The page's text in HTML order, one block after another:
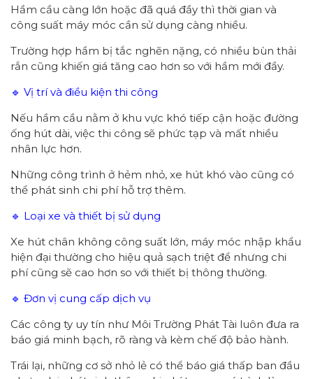
Hầm cầu càng lớn hoặc đã quá đầy thì thời gian và
công suất máy móc cần sử dụng càng nhiều.
Trường hợp hầm bị tắc nghẽn nặng, có nhiều bùn thải
rắn cũng khiến giá tăng cao hơn so với hầm mới đầy.
🔹 Vị trí và điều kiện thi công
Nếu hầm cầu nằm ở khu vực khó tiếp cận hoặc đường
ống hút dài, việc thi công sẽ phức tạp và mất nhiều
nhân lực hơn.
Những công trình ở hẻm nhỏ, xe hút khó vào cũng có
thể phát sinh chi phí hỗ trợ thêm.
🔹 Loại xe và thiết bị sử dụng
Xe hút chân không công suất lớn, máy móc nhập khẩu
hiện đại thường cho hiệu quả sạch triệt để nhưng chi
phí cũng sẽ cao hơn so với thiết bị thông thường.
🔹 Đơn vị cung cấp dịch vụ
Các công ty uy tín như Môi Trường Phát Tài luôn đưa ra
báo giá minh bạch, rõ ràng và kèm chế độ bảo hành.
Trái lại, những cơ sở nhỏ lẻ có thể báo giá thấp ban đầu